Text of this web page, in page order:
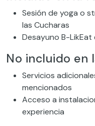
Sesión de yoga o
las Cucharas
Desayuno B-
No incluido en
Servicios
mencionados
Acceso a
experiencia